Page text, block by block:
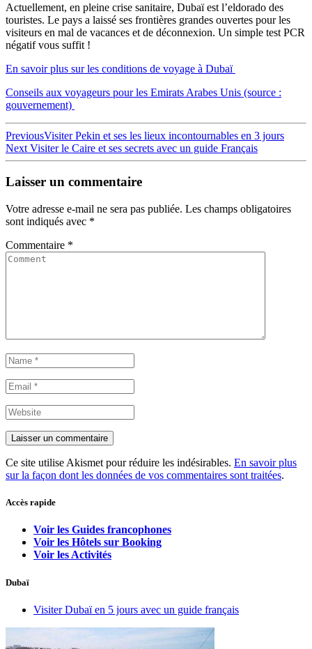
Actuellement, en pleine crise sanitaire, Dubaï est l’eldorado des
touristes. Le pays a laissé ses frontières grandes ouvertes pour les
visiteurs en mal de vacances et de déconnexion. Un simple test PCR
négatif vous suffit !
En savoir plus sur les conditions de voyage à Dubaï
Conseils aux voyageurs pour les Emirats Arabes Unis (source :
gouvernement)
Navigation
de
l’article
PreviousPrevious
post:
Visiter Pekin et ses les lieux incontournables en 3 jours
Next Next
post:
Visiter le Caire et ses secrets avec un guide Français
Laisser un commentaire
Votre adresse e-mail ne sera pas publiée. Les champs obligatoires
sont indiqués avec *
Commentaire *
Ce site utilise Akismet pour réduire les indésirables. En savoir plus
sur la façon dont les données de vos commentaires sont traitées.
Accès rapide
Voir les Guides francophones
Voir les Hôtels sur Booking
Voir les Activités
Dubaï
Visiter Dubaï en 5 jours avec un guide français